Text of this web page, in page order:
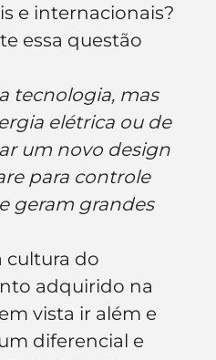
e internacionais?
essa questão
tecnologia, mas
elétrica ou de
um novo design
para controle
geram grandes
cultura do
adquirido na
vista ir além e
diferencial e